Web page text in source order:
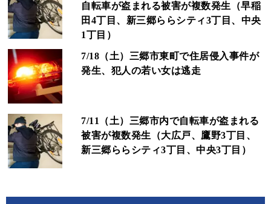
自転車が盗まれる被害が複数発生（早稲
田4丁目、新三郷ららシティ3丁目、中央
1丁目）
7/18（土）三郷市東町で住居侵入事件が
発生、犯人の若い女は逃走
7/11（土）三郷市内で自転車が盗まれる
被害が複数発生（大広戸、鷹野3丁目、
新三郷ららシティ3丁目、中央3丁目）